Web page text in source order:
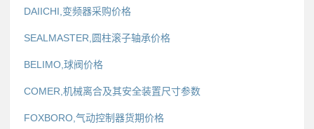
DAIICHI,变频器采购价格
SEALMASTER,圆柱滚子轴承价格
BELIMO,球阀价格
COMER,机械离合及其安全装置尺寸参数
FOXBORO,气动控制器货期价格